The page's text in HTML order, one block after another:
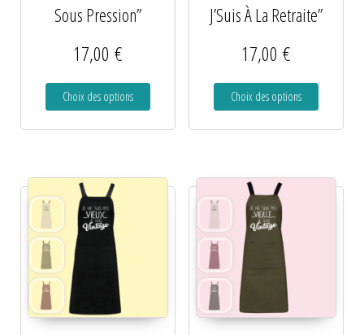
Sous Pression”
17,00€
Choix des options
J’Suis À La Retraite”
17,00 €
Choix des options